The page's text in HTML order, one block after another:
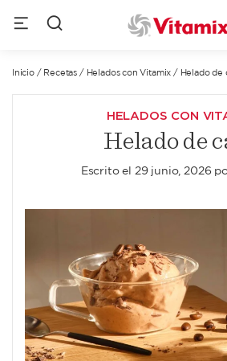
Inicio/ Recetas / Helados con Vitamix / Helado de
HELADOS CON
Helado de
Escrito el 29 junio, 2026